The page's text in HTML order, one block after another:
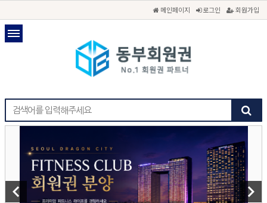
메인페이지 로그인 회원가입
keyboard_arrow_left keyboard_arrow_right